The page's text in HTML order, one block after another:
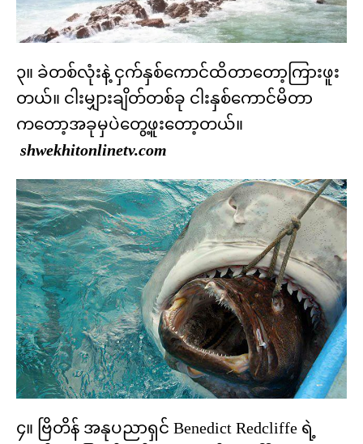
၃။ ခဲတစ်လုံးနဲ့ ငှက်နှစ်ကောင်ထိတာတော့ကြားဖူး
တယ်။ ငါးမျှားချိတ်တစ်ခု ငါးနှစ်ကောင်မိတာ
ကတော့အခုမှပဲတွေ့ဖူးတော့တယ်။
shwekhitonlinetv.com
၄။ ဗြိတိန် အနုပညာရှင် Benedict Redcliffe ရဲ့